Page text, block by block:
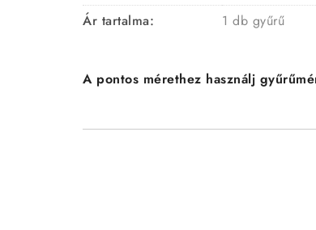
Ár tartalma:
1 db gyűrű
A pontos mérethez használj